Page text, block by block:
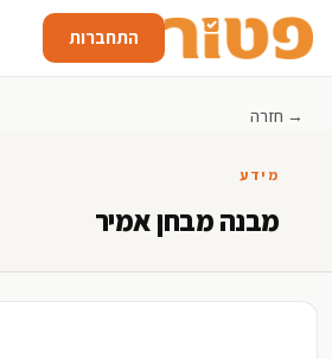
התחברות
→ חזרה
מידע
מבנה מבחן אמיר